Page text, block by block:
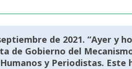
de 2021. “Ayer y
de Gobierno del
y Periodistas.